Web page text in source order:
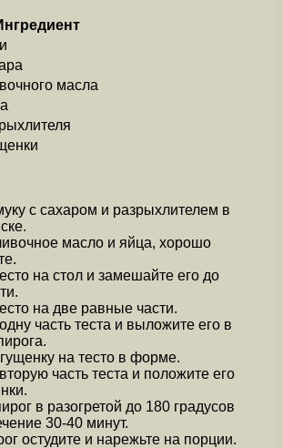
масла
с сахаром и разрыхлителем в
масло и яйца, хорошо
на стол и замешайте его до
на две равные части.
часть теста и выложите его в
на тесто в форме.
часть теста и положите его
в разогретой до 180 градусов
30-40 минут.
остудите и нарежьте на порции.